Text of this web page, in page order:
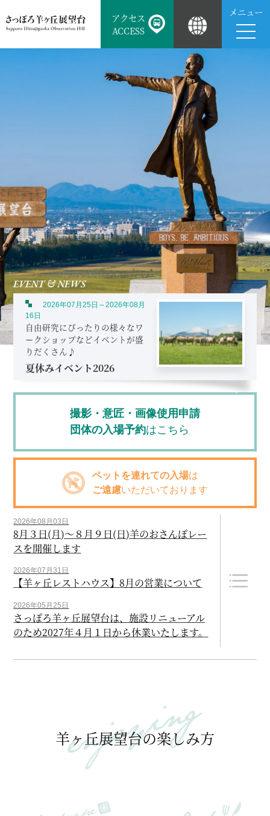
アクセス
ACCESS
メニュー
EVENT & NEWS
2026年07月25日～2026年08月
16日
自由研究にぴったりの様々なワ
ークショップなどイベントが盛
りだくさん♪
夏休みイベント2026
撮影・意匠・画像使用申請
団体の入場予約はこちら
ペットを連れての入場は
ご遠慮いただいております
2026年08月03日
8月３日(月)～８月９日(日)羊のおさんぽレー
スを開催します
2026年07月31日
【羊ヶ丘レストハウス】8月の営業について
2026年05月25日
さっぽろ羊ヶ丘展望台は、施設リニューアル
のため2027年４月１日から休業いたします。
羊ヶ丘展望台の楽しみ方